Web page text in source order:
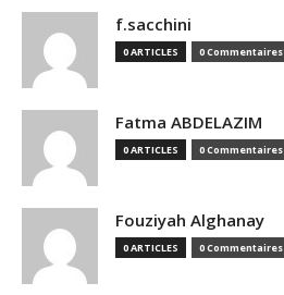
f.sacchini
0 ARTICLES 0 Commentaires
Fatma ABDELAZIM
0 ARTICLES 0 Commentaires
Fouziyah Alghanay
0 ARTICLES 0 Commentaires